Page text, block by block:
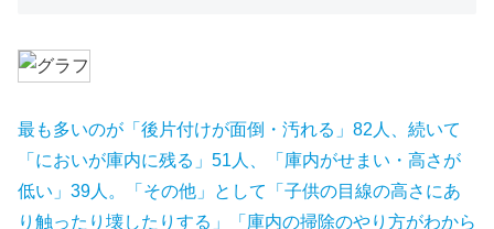
最も多いのが「後片付けが面倒・汚れる」82人、続いて
「においが庫内に残る」51人、「庫内がせまい・高さが
低い」39人。「その他」として「子供の目線の高さにあ
り触ったり壊したりする」「庫内の掃除のやり方がわから